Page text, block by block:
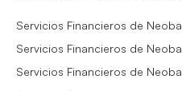
Servicios Financieros de
Servicios Financieros de
Servicios Financieros de